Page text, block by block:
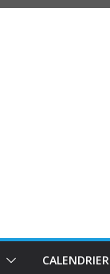
CALENDRIER